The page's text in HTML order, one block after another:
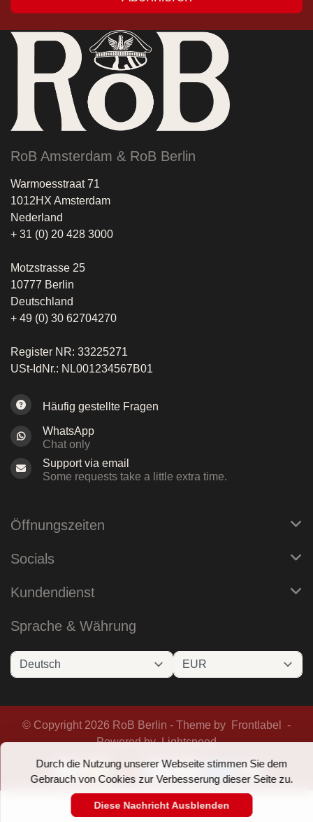
Durch die Nutzung unserer Webseite stimmen Sie dem
Gebrauch von Cookies zur Verbesserung dieser Seite zu.
Diese Nachricht Ausblenden
RoB Amsterdam & RoB Berlin
Warmoesstraat 71
1012HX Amsterdam
Nederland
+ 31 (0) 20 428 3000
Motzstrasse 25
10777 Berlin
Deutschland
+ 49 (0) 30 62704270
Register NR: 33225271
USt-IdNr.: NL001234567B01
Häufig gestellte Fragen
WhatsApp
Chat only
Support via email
Some requests take a little extra time.
Öffnungszeiten
Socials
Kundendienst
Sprache & Währung
© Copyright 2026 RoB Berlin - Theme by Frontlabel
-
Powered by Lightspeed